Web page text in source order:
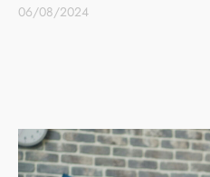
06/08/2024